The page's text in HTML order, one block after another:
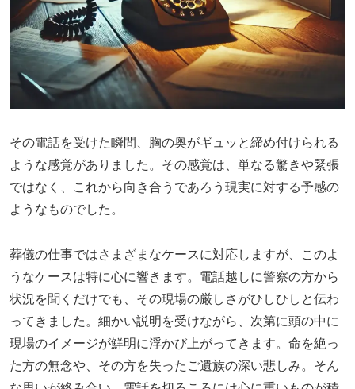
その電話を受けた瞬間、胸の奥がギュッと締め付けられる
ような感覚がありました。その感覚は、単なる驚きや緊張
ではなく、これから向き合うであろう現実に対する予感の
ようなものでした。
葬儀の仕事ではさまざまなケースに対応しますが、このよ
うなケースは特に心に響きます。電話越しに警察の方から
状況を聞くだけでも、その現場の厳しさがひしひしと伝わ
ってきました。細かい説明を受けながら、次第に頭の中に
現場のイメージが鮮明に浮かび上がってきます。命を絶っ
た方の無念や、その方を失ったご遺族の深い悲しみ。そん